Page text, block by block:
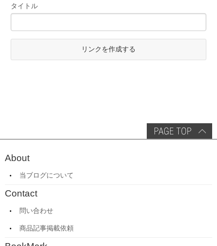
タイトル
リンクを作成する
About
当ブログについて
Contact
問い合わせ
商品記事掲載依頼